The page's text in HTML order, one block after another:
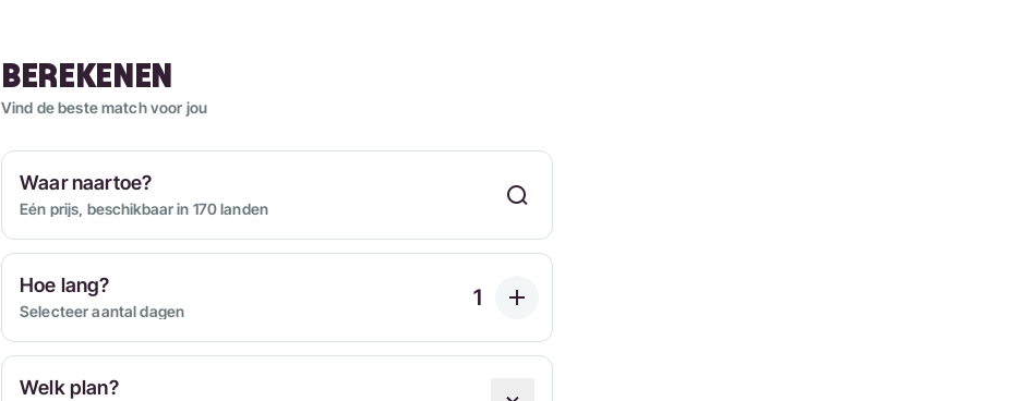
BEREKENEN
Vind de beste match voor jou
Waar naartoe?
Eén prijs, beschikbaar in 170 landen
Hoe lang?
Selecteer aantal dagen
Welk plan?